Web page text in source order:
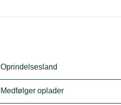
Oprindelsesland
Medfølger oplader